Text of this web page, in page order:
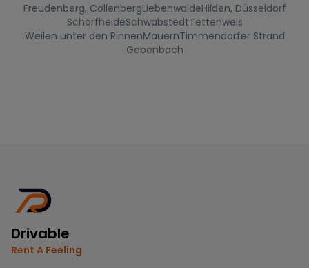
Freudenberg, CollenbergLiebenwaldeHilden, Düsseldorf
SchorfheideSchwabstedtTettenweis
Weilen unter den RinnenMauernTimmendorfer Strand
Gebenbach
Drivable
Rent A Feeling